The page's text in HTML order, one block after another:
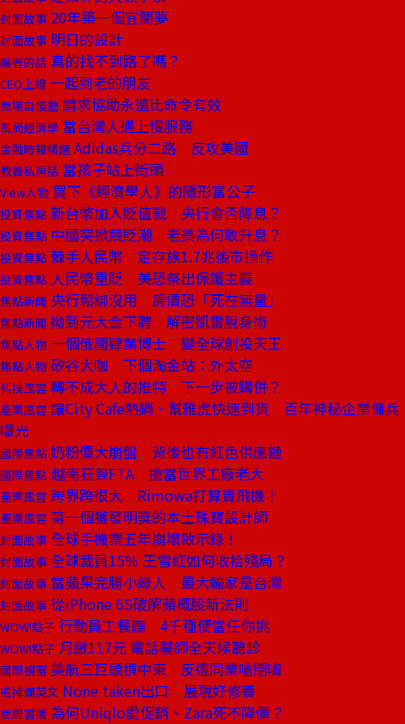
封面故事 20年築一個宜蘭夢
封面故事 明日的設計
編者的話 真的找不到路了嗎？
CEO上線 一起到老的朋友
商場自慢塾 請求協助永遠比命令有效
風尚經濟學 當台灣人遇上慢服務
金融時報精選 Adidas兵分二路 反攻美國
教養私房話 當孩子站上街頭
View人物 買下《經濟學人》的隱形富公子
投資焦點 新台幣加入貶值戰 央行會否降息？
投資焦點 中國突掀競貶潮 老美為何敢升息？
投資焦點 棘手人民幣 定存族1.7兆後市操作
投資焦點 人民幣重貶 美恐祭出保護主義
焦點新聞 央行鬆綁沒用 房價恐「死在無量」
焦點新聞 拗到元大金下聘 解密凱雷脫身術
焦點人物 一個俄國肄業博士 變全球創投天王
焦點人物 矽谷大咖 下個淘金站：外太空
科技風雲 轉不成大人的推特 下一步被購併？
產業風雲 讓City Cafe熱銷、幫雅虎快速到貨 百年神秘企業傭兵
曝光
國際焦點 奶粉價大崩盤 背後也有紅色供應鏈
國際焦點 越南狂簽FTA 搶當世界工廠老大
產業風雲 跨界跨很大 Rimowa打算賣飛機！
產業風雲 第一個獲發明獎的本土珠寶設計師
封面故事 全球手機業五年崩壞啟示錄！
封面故事 全球裁員15％ 王雪紅如何收拾殘局？
封面故事 當蘋果完勝小綠人 最大輸家是台灣
封面故事 從iPhone 6S破解蘋概股新法則
WOW!點子 行動員工餐廳 4千種便當任你挑
WOW!點子 月繳117元 電話醫師全天候聽診
國際視窗 美航三巨頭槓中東 反遭同業嗆閉嘴
戒掉爛英文 None taken出口 展現好修養
商周書摘 為何Uniqlo愛促銷、Zara死不降價？